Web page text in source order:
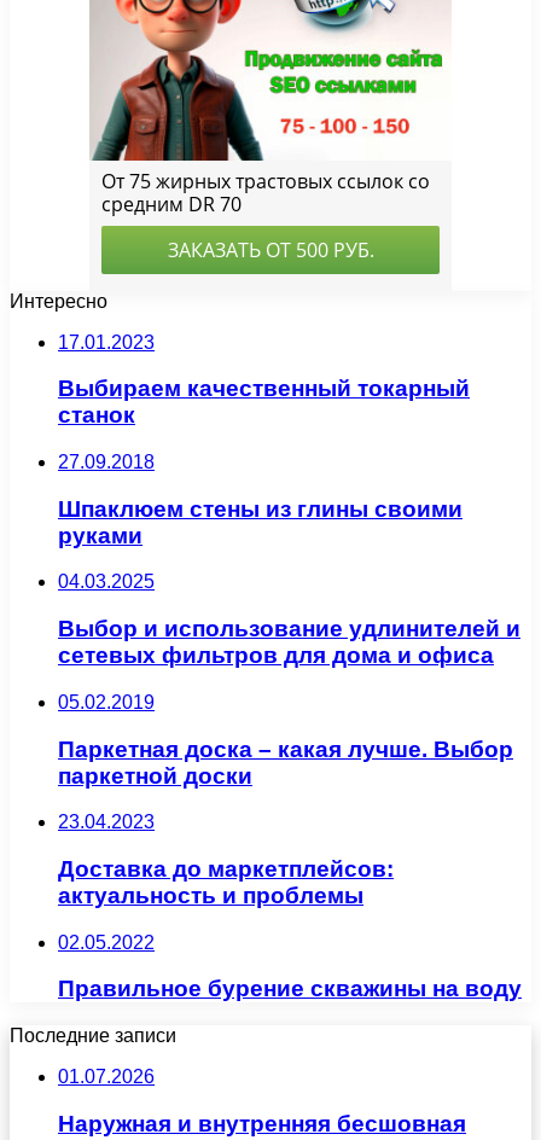
Интересно
17.01.2023
Выбираем качественный токарный
станок
27.09.2018
Шпаклюем стены из глины своими
руками
04.03.2025
Выбор и использование удлинителей и
сетевых фильтров для дома и офиса
05.02.2019
Паркетная доска – какая лучше. Выбор
паркетной доски
23.04.2023
Доставка до маркетплейсов:
актуальность и проблемы
02.05.2022
Правильное бурение скважины на воду
Последние записи
01.07.2026
Наружная и внутренняя бесшовная